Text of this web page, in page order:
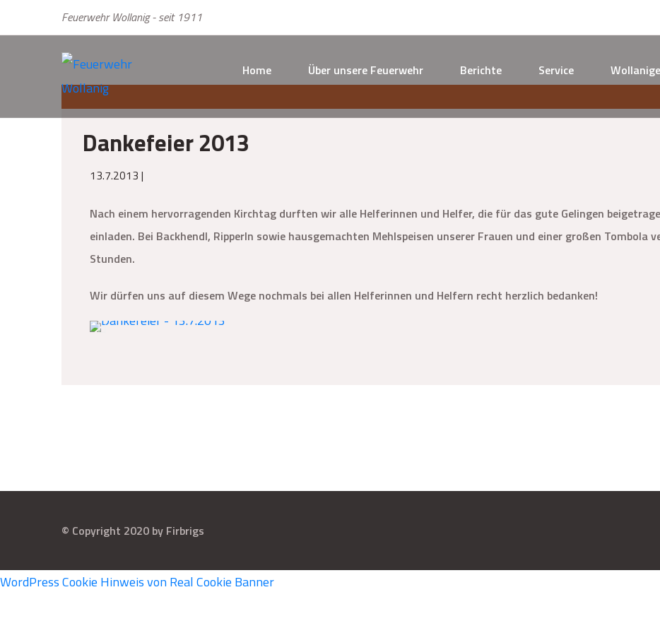
Feuerwehr Wollanig - seit 1911
Home Über unsere Feuerwehr Berichte Service
Dankefeier 2013
13.7.2013 |
Nach einem hervorragenden Kirchtag durften wir alle Helferinnen und Helfer, die für das gute Gelingen
einladen. Bei Backhendl, Ripperln sowie hausgemachten Mehlspeisen unserer Frauen und einer großen Tombola
Stunden.
Wir dürfen uns auf diesem Wege nochmals bei allen Helferinnen und Helfern recht herzlich bedanken!
© Copyright 2020 by Firbrigs
WordPress Cookie Hinweis von Real Cookie Banner